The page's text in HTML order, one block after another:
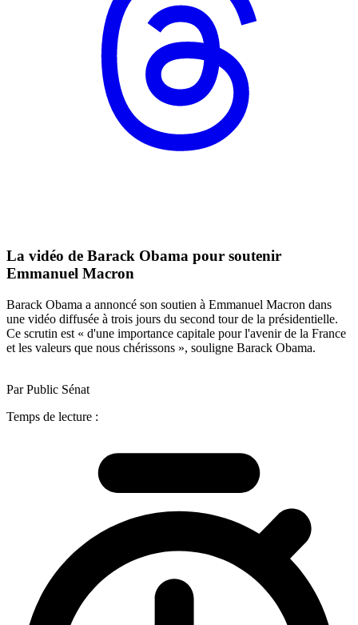
La vidéo de Barack Obama pour soutenir
Emmanuel Macron
Barack Obama a annoncé son soutien à Emmanuel Macron dans
une vidéo diffusée à trois jours du second tour de la présidentielle.
Ce scrutin est « d'une importance capitale pour l'avenir de la France
et les valeurs que nous chérissons », souligne Barack Obama.
Par Public Sénat
Temps de lecture :